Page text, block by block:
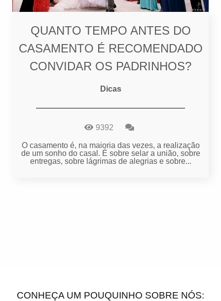
QUANTO TEMPO ANTES DO
CASAMENTO É RECOMENDADO
CONVIDAR OS PADRINHOS?
Dicas
9392
O casamento é, na maioria das vezes, a realização
de um sonho do casal. É sobre selar a união, sobre
entregas, sobre lágrimas de alegrias e sobre...
CONHEÇA UM POUQUINHO SOBRE NÓS: